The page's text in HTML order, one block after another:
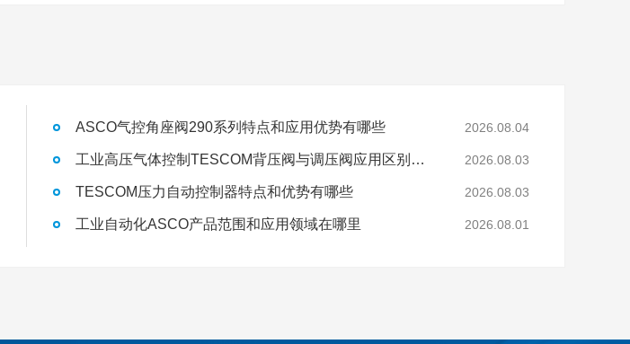
ASCO气控角座阀290系列特点和应用优势有哪些 2026.08.04
工业高压气体控制TESCOM背压阀与调压阀应用区别是什么 2026.08.03
TESCOM压力自动控制器特点和优势有哪些 2026.08.03
工业自动化ASCO产品范围和应用领域在哪里 2026.08.01